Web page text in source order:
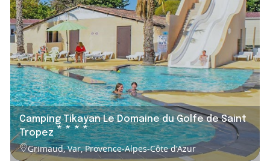
Camping Tikayan Le Domaine du Golfe de Saint
Tropez****
Grimaud, Var, Provence-Alpes-Côte d'Azur